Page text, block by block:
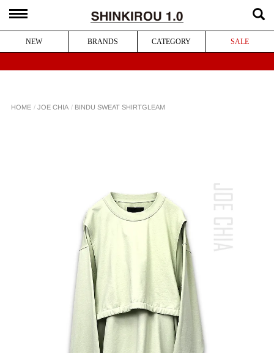
NEW BRANDS CATEGORY SALE
HOME JOE CHIA BINDU SWEAT SHIRTGLEAM